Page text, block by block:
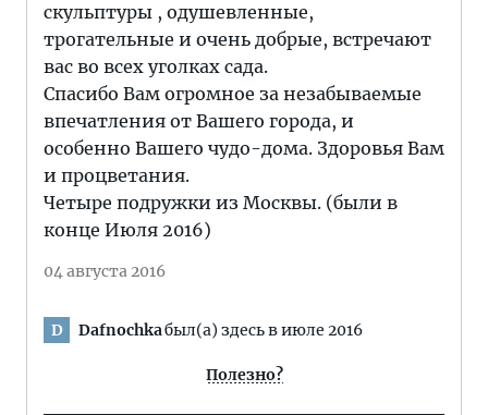
скульптуры , одушевленные,
трогательные и очень добрые, встречают
вас во всех уголках сада.
Спасибо Вам огромное за незабываемые
впечатления от Вашего города, и
особенно Вашего чудо-дома. Здоровья Вам
и процветания.
Четыре подружки из Москвы. (были в
конце Июля 2016)
04 августа 2016
D Dafnochkaбыл(а) здесь в июле 2016
Полезно?